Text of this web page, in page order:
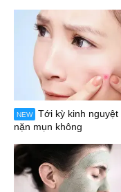
NEW
Tới kỳ kinh nguyệt
nặn mụn không